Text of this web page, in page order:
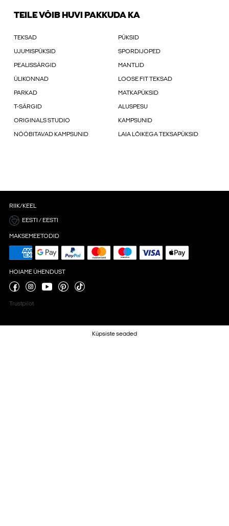
TEILE VÕIB HUVI PAKKUDA KA
TEKSAD PÜKSID
UJUMISPÜKSID SPORDIJOPED
PEALISSÄRGID MANTLID
ÜLIKONNAD LOOSE FIT TEKSAD
PARKAD MATKAPÜKSID
T-SÄRGID ALUSPESU
ORIGINALS STUDIO KAMPSUNID
NÖÖBITAVAD KAMPSUNID LAIA LÕIKEGA TEKSAPÜKSID
RIIK/KEEL
EESTI / EESTI
MAKSEMEETODID
HOIAME ÜHENDUST
Trustpilot
Küpsiste seaded